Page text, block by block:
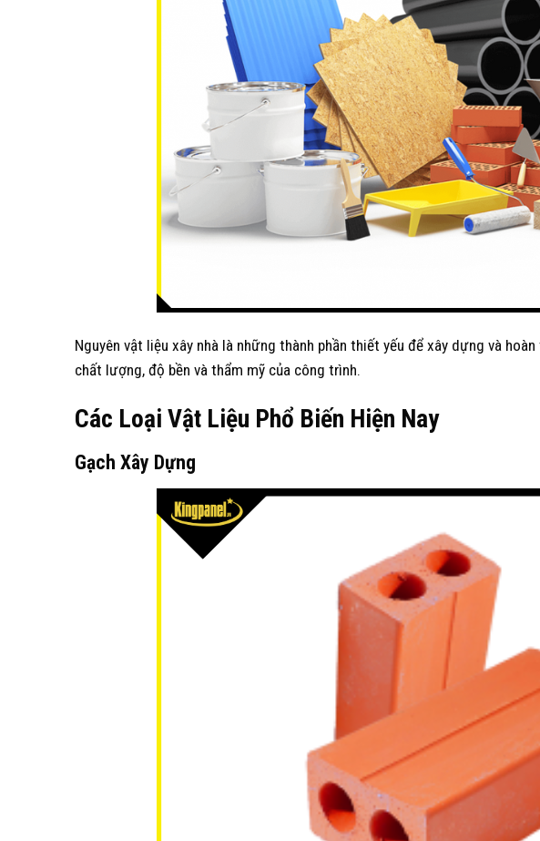
Nguyên vật liệu xây nhà là những thành phần thiết yếu để xây dựng và
chất lượng, độ bền và thẩm mỹ của công trình.
Các Loại Vật Liệu Phổ Biến Hiện Nay
Gạch Xây Dựng